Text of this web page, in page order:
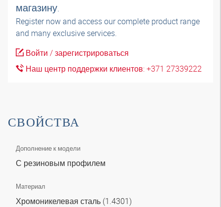
магазину.
Register now and access our complete product range
and many exclusive services.
Войти / зарегистрироваться
Наш центр поддержки клиентов: +371 27339222
СВОЙСТВА
Дополнение к модели
С резиновым профилем
Материал
Хромоникелевая сталь (1.4301)